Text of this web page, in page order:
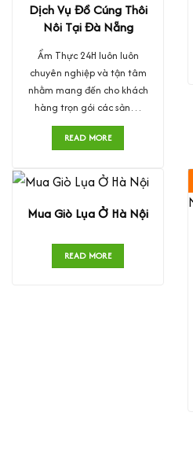
Dịch Vụ Đồ Cúng Thôi
Nôi Tại Đà Nẵng
Ẩm Thực 24H luôn luôn
chuyên nghiệp và tận tâm
nhằm mang đến cho khách
hàng trọn gói các sản…
READ MORE
Mua Giò Lụa Ở Hà Nội
READ MORE